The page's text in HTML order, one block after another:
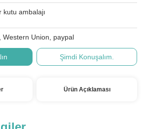
kutu ambalajı
Western Union, paypal
Şimdi Konuşalım.
Ürün Açıklaması